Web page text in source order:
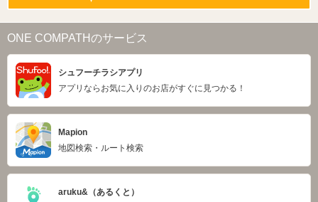
ONE COMPATHのサービス
シュフーチラシアプリ
アプリならお気に入りのお店がすぐに見つかる！
Mapion
地図検索・ルート検索
aruku&（あるくと）